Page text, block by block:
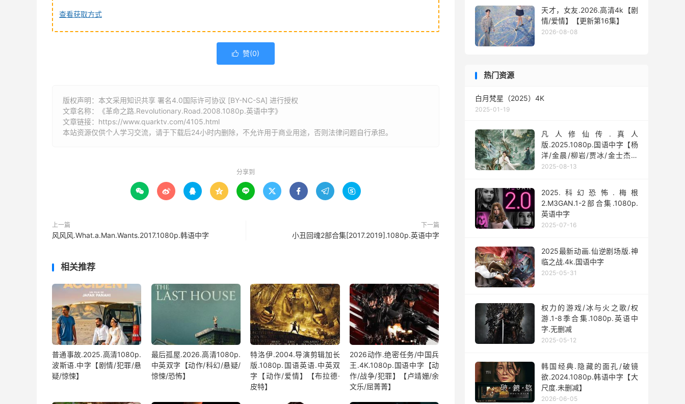
查看获取方式
 赞(0)
版权声明：本文采用知识共享 署名4.0国际许可协议 [BY-NC-SA] 进行授权
文章名称：《革命之路.Revolutionary.Road.2008.1080p.英语中字》
文章链接： https://www.quarktv.com/4105.html
本站资源仅供个人学习交流，请于下载后24小时内删除，不允许用于商业用途，否则法律问题自行承担。
分享到
        
上一篇
风风风.What.a.Man.Wants.2017.1080p.韩语中字
下一篇
小丑回魂2部合集[2017.2019].1080p.英语中字
相关推荐
普通事故.2025.高清1080p.
波斯语.中字【剧情/犯罪/悬
疑/惊悚】
最后孤屋.2026.高清1080p.
中英双字【动作/科幻/悬疑/
惊悚/恐怖】
特洛伊.2004.导演剪辑加长
版.1080p.国语英语.中英双
字【动作/爱情】【布拉德·
皮特】
2026动作.绝密任务/中国兵
王.4K.1080p.国语中字【动
作/战争/犯罪】【卢靖姗/余
文乐/屈菁菁】
天才，女友.2026.高清4k【剧
情/爱情】【更新第16集】
2026-08-08
热门资源
白月梵星（2025）4K
2025-01-19
凡人修仙传.真人
版.2025.1080p.国语中字【杨
洋/金晨/柳岩/贾冰/金士杰】
【全30集】
2025-08-13
2025.科幻恐怖.梅根
2.M3GAN.1-2部合集.1080p.
英语中字
2025-07-16
2025最新动画.仙逆剧场版.神
临之战.4k.国语中字
2025-05-31
权力的游戏/冰与火之歌/权
游.1-8季合集.1080p.英语中
字.无删减
2025-05-12
韩国经典.隐藏的面孔/破镜
欲.2024.1080p.韩语中字【大
尺度.未删减】
2026-06-05